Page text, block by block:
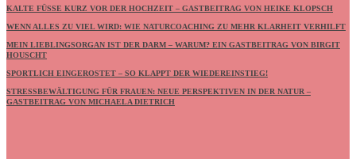
KALTE FÜSSE KURZ VOR DER HOCHZEIT – GASTBEITRAG VON HEIKE KLOPSCH
WENN ALLES ZU VIEL WIRD: WIE NATURCOACHING ZU MEHR KLARHEIT VERHILFT
MEIN LIEBLINGSORGAN IST DER DARM – WARUM? EIN GASTBEITRAG VON BIRGIT
HOUSCHT
SPORTLICH EINGEROSTET – SO KLAPPT DER WIEDEREINSTIEG!
STRESSBEWÄLTIGUNG FÜR FRAUEN: NEUE PERSPEKTIVEN IN DER NATUR –
GASTBEITRAG VON MICHAELA DIETRICH